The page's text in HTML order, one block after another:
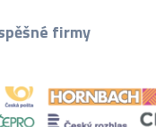
firmy